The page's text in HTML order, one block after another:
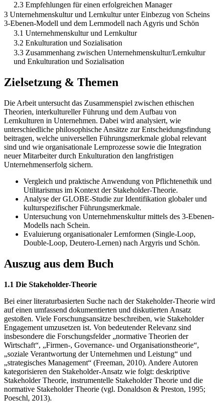
2.3 Empfehlungen für einen erfolgreichen Manager
3 Unternehmenskultur und Lernkultur unter Einbezug von Scheins
3-Ebenen-Modell und dem Lernmodell nach Agyris und Schön
3.1 Unternehmenskultur und Lernkultur
3.2 Enkulturation und Sozialisation
3.3 Zusammenhang zwischen Unternehmenskultur/Lernkultur
und Enkulturation und Sozialisation
Zielsetzung & Themen
Die Arbeit untersucht das Zusammenspiel zwischen ethischen
Theorien, interkultureller Führung und dem Aufbau von
Lernkulturen in Unternehmen. Dabei wird analysiert, wie
unterschiedliche philosophische Ansätze zur Entscheidungsfindung
beitragen, welche universellen Führungsmerkmale global relevant
sind und wie organisationale Lernprozesse sowie die Integration
neuer Mitarbeiter durch Enkulturation den langfristigen
Unternehmenserfolg sichern.
Vergleich und praktische Anwendung von Pflichtenethik und
Utilitarismus im Kontext der Stakeholder-Theorie.
Analyse der GLOBE-Studie zur Identifikation globaler und
kulturspezifischer Führungsmerkmale.
Untersuchung von Unternehmenskultur mittels des 3-Ebenen-
Modells nach Schein.
Evaluierung organisationaler Lernformen (Single-Loop,
Double-Loop, Deutero-Lernen) nach Argyris und Schön.
Auszug aus dem Buch
1.1 Die Stakeholder-Theorie
Bei einer literaturbasierten Suche nach der Stakeholder-Theorie wird
auf einen umfassend dokumentierten und diskutierten Ansatz
gestoßen. Viele Forschungsansätze beschreiben, wie Stakeholder
Engagement umzusetzen ist. Von bedeutender Relevanz sind
insbesondere die Forschungsfelder „normative Theorien der
Wirtschaft“, „Firmen-, Governance- und Organisationstheorie“,
„soziale Verantwortung der Unternehmen und Leistung“ und
„strategisches Management“ (Freeman, 2010). Andere Autoren
kategorisieren den Stakeholder-Ansatz wie folgt: deskriptive
Stakeholder Theorie, instrumentelle Stakeholder Theorie und die
normative Stakeholder Theorie (vgl. Donaldson & Preston, 1995;
Poeschl, 2013).